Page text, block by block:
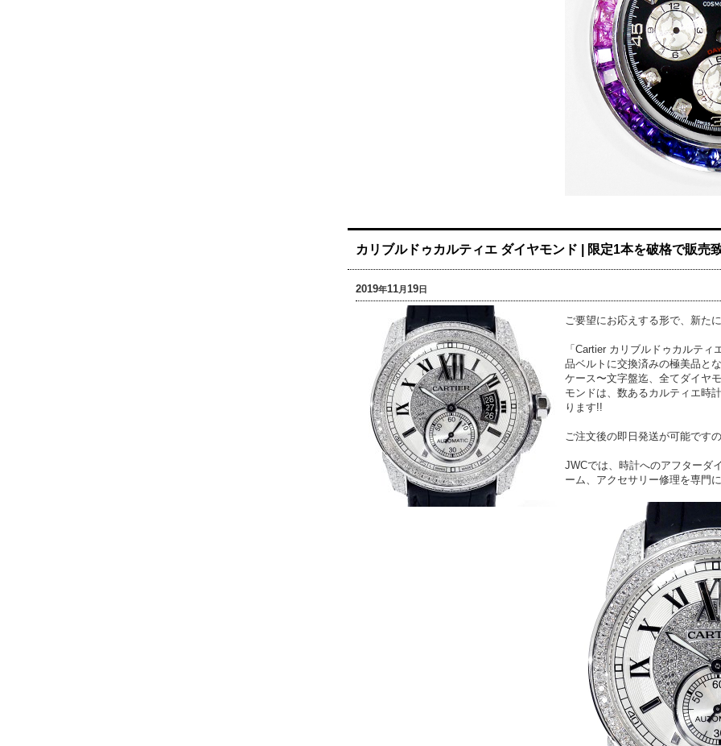
カリブルドゥカルティエ ダイヤモンド | 限定1本を破格で販売
2019年11月19日
ご要望にお応えする形で、新た
「Cartier カリブルドゥカルテ
品ベルトに交換済みの極美品と
ケース〜文字盤迄、全てダイヤ
モンドは、数あるカルティエ時
ります!!
ご注文後の即日発送が可能です
JWCでは、時計へのアフターダ
ーム、アクセサリー修理を専門